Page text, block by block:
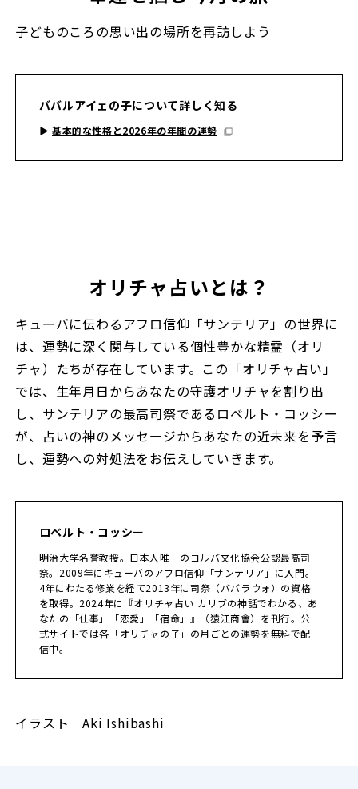
子どものころの思い出の場所を再訪しよう
ババルアイェの子について詳しく知る
▶︎ 基本的な性格と2026年の年間の運勢
オリチャ占いとは？
キューバに伝わるアフロ信仰「サンテリア」の世界に
は、運勢に深く関与している個性豊かな精霊（オリ
チャ）たちが存在しています。この「オリチャ占い」
では、生年月日からあなたの守護オリチャを割り出
し、サンテリアの最高司祭であるロベルト・コッシー
が、占いの神のメッセージからあなたの近未来を予言
し、運勢への対処法をお伝えしていきます。
ロベルト・コッシー
明治大学名誉教授。日本人唯一のヨルバ文化協会公認最高司
祭。2009年にキューバのアフロ信仰「サンテリア」に入門。
4年にわたる修業を経て2013年に司祭（ババラウォ）の資格
を取得。2024年に『オリチャ占い カリブの神話でわかる、あ
なたの「仕事」「恋愛」「宿命」』（猿江商會）を刊行。公
式サイトでは各「オリチャの子」の月ごとの運勢を無料で配
信中。
イラスト Aki Ishibashi